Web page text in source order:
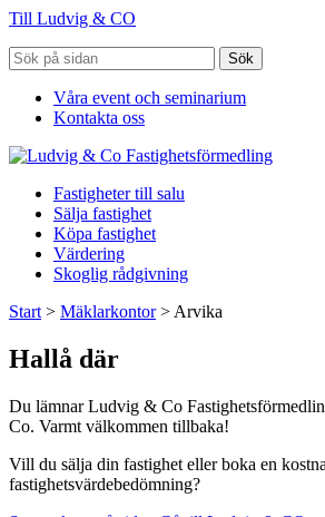
Till Ludvig & CO
Sök
Våra event och seminarium
Kontakta oss
Fastigheter till salu
Sälja fastighet
Köpa fastighet
Värdering
Skoglig rådgivning
Start > Mäklarkontor> Arvika
Hallå där
Du lämnar Ludvig & Co
Co. Varmt välkommen tillbaka!
Vill du sälja din fastighet eller boka en
fastighetsvärdebedömning?